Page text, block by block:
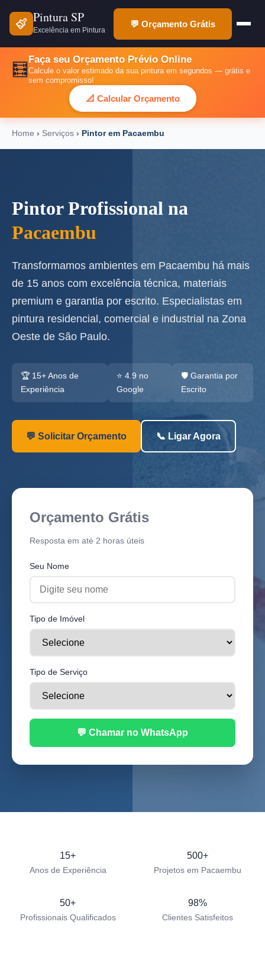
Pintura SP
Excelência em Pintura
💬 Orçamento Grátis
🧮
Faça seu Orçamento Prévio Online
Calcule o valor estimado da sua pintura em segundos — grátis e
sem compromisso!
📐 Calcular Orçamento
Home › Serviços › Pintor em Pacaembu
Pintor Profissional na
Pacaembu
Transformamos ambientes em Pacaembu há mais
de 15 anos com excelência técnica, materiais
premium e garantia por escrito. Especialistas em
pintura residencial, comercial e industrial na Zona
Oeste de São Paulo.
🏆 15+ Anos de
Experiência
⭐ 4.9 no
Google
🛡️ Garantia por
Escrito
💬 Solicitar Orçamento 📞 Ligar Agora
Orçamento Grátis
Resposta em até 2 horas úteis
Seu Nome
Tipo de Imóvel
Tipo de Serviço
💬 Chamar no WhatsApp
15+
Anos de Experiência
500+
Projetos em Pacaembu
50+
Profissionais Qualificados
98%
Clientes Satisfeitos